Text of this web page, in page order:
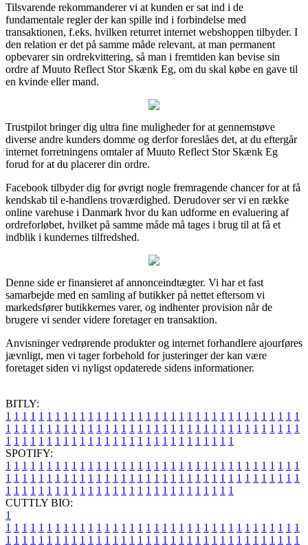
Tilsvarende rekommanderer vi at kunden er sat ind i de
fundamentale regler der kan spille ind i forbindelse med
transaktionen, f.eks. hvilken returret internet webshoppen tilbyder. I
den relation er det på samme måde relevant, at man permanent
opbevarer sin ordrekvittering, så man i fremtiden kan bevise sin
ordre af Muuto Reflect Stor Skænk Eg, om du skal købe en gave til
en kvinde eller mand.
Trustpilot bringer dig ultra fine muligheder for at gennemstøve
diverse andre kunders domme og derfor foreslåes det, at du eftergår
internet forretningens omtaler af Muuto Reflect Stor Skænk Eg
forud for at du placerer din ordre.
Facebook tilbyder dig for øvrigt nogle fremragende chancer for at få
kendskab til e-handlens troværdighed. Derudover ser vi en række
online varehuse i Danmark hvor du kan udforme en evaluering af
ordreforløbet, hvilket på samme måde må tages i brug til at få et
indblik i kundernes tilfredshed.
Denne side er finansieret af annonceindtægter. Vi har et fast
samarbejde med en samling af butikker på nettet eftersom vi
markedsfører butikkernes varer, og indhenter provision når de
brugere vi sender videre foretager en transaktion.
Anvisninger vedrørende produkter og internet forhandlere ajourføres
jævnligt, men vi tager forbehold for justeringer der kan være
foretaget siden vi nyligst opdaterede sidens informationer.
BITLY:
1 1 1 1 1 1 1 1 1 1 1 1 1 1 1 1 1 1 1 1 1 1 1 1 1 1 1 1 1 1 1 1 1 1 1 1
1 1 1 1 1 1 1 1 1 1 1 1 1 1 1 1 1 1 1 1 1 1 1 1 1 1 1 1 1 1 1 1 1 1 1 1
1 1 1 1 1 1 1 1 1 1 1 1 1 1 1 1 1 1 1 1 1 1 1 1 1 1 1 1
SPOTIFY:
1 1 1 1 1 1 1 1 1 1 1 1 1 1 1 1 1 1 1 1 1 1 1 1 1 1 1 1 1 1 1 1 1 1 1 1
1 1 1 1 1 1 1 1 1 1 1 1 1 1 1 1 1 1 1 1 1 1 1 1 1 1 1 1 1 1 1 1 1 1 1 1
1 1 1 1 1 1 1 1 1 1 1 1 1 1 1 1 1 1 1 1 1 1 1 1 1 1 1 1
CUTTLY BIO:
1
1 1 1 1 1 1 1 1 1 1 1 1 1 1 1 1 1 1 1 1 1 1 1 1 1 1 1 1 1 1 1 1 1 1 1 1
1 1 1 1 1 1 1 1 1 1 1 1 1 1 1 1 1 1 1 1 1 1 1 1 1 1 1 1 1 1 1 1 1 1 1 1